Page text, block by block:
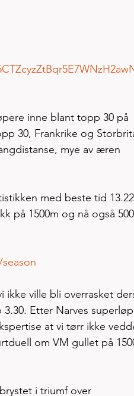
inne blant topp 30 på
30, Frankrike og
mye av æren
med beste tid
på 1500m og nå også
ikke ville bli overrasket
3.30. Etter Narves
at vi tørr ikke
om VM gullet på
i triumf over